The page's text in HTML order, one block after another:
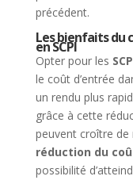
précédent.
Les bienfaits du
en SCPI
Opter pour les
le coût d’entrée
un rendu plus
grâce à cette
peuvent croître de
réduction du
possibilité